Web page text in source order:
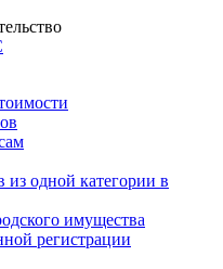
из одной категории в
имущества
регистрации